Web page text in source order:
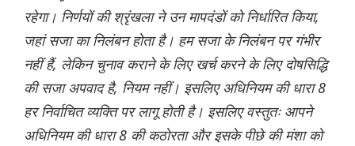
रहेगा। निर्णयों की श्रृंखला ने उन मापदंडों को निर्धारित किया,
जहां सजा का निलंबन होता है। हम सजा के निलंबन पर गंभीर
नहीं हैं, लेकिन चुनाव कराने के लिए खर्च करने के लिए दोषसिद्धि
की सजा अपवाद है, नियम नहीं। इसलिए अधिनियम की धारा 8
हर निर्वाचित व्यक्ति पर लागू होती है। इसलिए वस्तुतः आपने
अधिनियम की धारा 8 की कठोरता और इसके पीछे की मंशा को